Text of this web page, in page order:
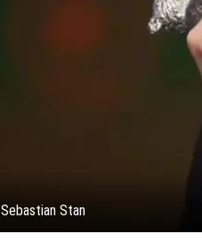
Sebastian Stan